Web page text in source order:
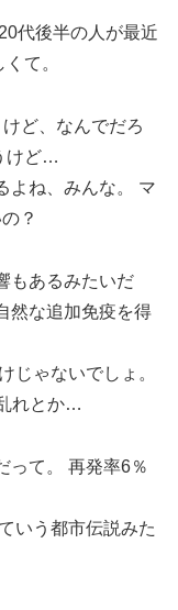
代後半の人が最近
て。
ど、なんでだろ
けど…
よね、みんな。 マ
？
もあるみたいだ
然な追加免疫を得
じゃないでしょ。
れとか…
って。 再発率6％
いう都市伝説みた